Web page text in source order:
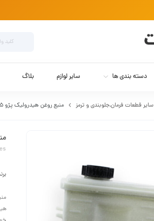
دسته بندی ها سایر لوازم بلاگ
سایر قطعات فرمان,جلوبندی و ترمز منبع روغن هیدرولیک پژو 405 لاستیک گیلان